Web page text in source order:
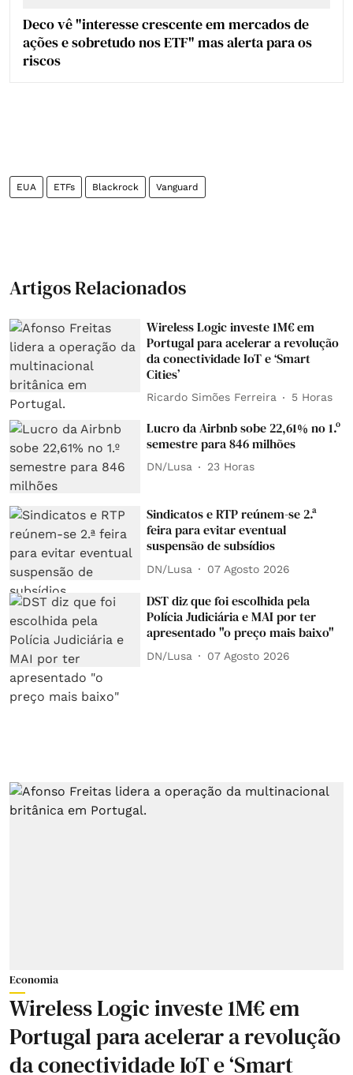
Deco vê "interesse crescente em mercados de
ações e sobretudo nos ETF" mas alerta para os
riscos
EUA ETFs Blackrock Vanguard
Artigos Relacionados
Wireless Logic investe 1M€ em
Portugal para acelerar a revolução
da conectividade IoT e ‘Smart
Cities’
Ricardo Simões Ferreira 5 Horas
Lucro da Airbnb sobe 22,61% no 1.º
semestre para 846 milhões
DN/Lusa 23 Horas
Sindicatos e RTP reúnem-se 2.ª
feira para evitar eventual
suspensão de subsídios
DN/Lusa 07 Agosto 2026
DST diz que foi escolhida pela
Polícia Judiciária e MAI por ter
apresentado "o preço mais baixo"
DN/Lusa 07 Agosto 2026
Economia
Wireless Logic investe 1M€ em
Portugal para acelerar a revolução
da conectividade IoT e ‘Smart